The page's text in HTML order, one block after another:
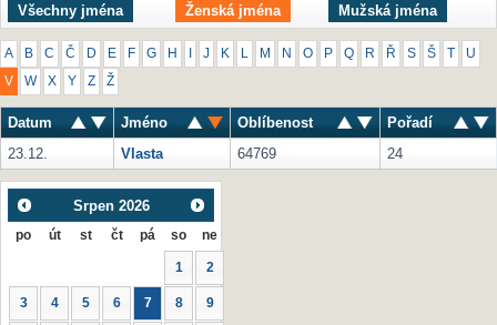
Všechny jména Ženská jména Mužská jména
A B C Č D E F G H J K M N O P Q R Ř S Š U
V W X Y Z Ž
Datum Jméno Oblíbenost
Pořadí
23.12.
Vlasta 64769 24
Srpen 2026
po út st čt pá so ne
1 2
3 4 5 6 7 8 9